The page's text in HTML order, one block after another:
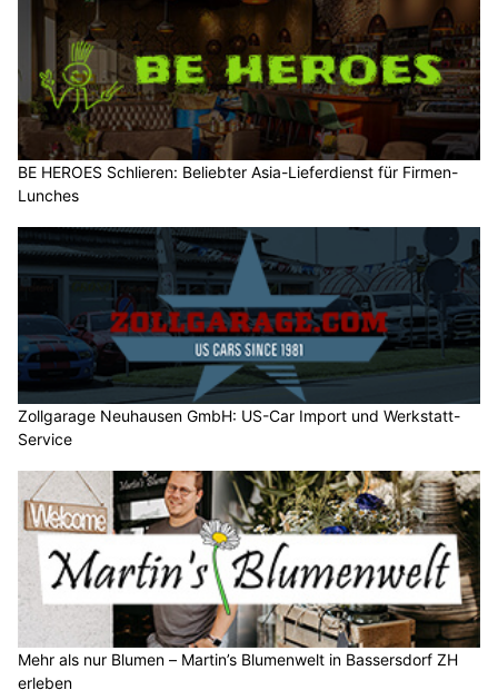
BE HEROES Schlieren: Beliebter Asia-Lieferdienst für Firmen-
Lunches
Zollgarage Neuhausen GmbH: US-Car Import und Werkstatt-
Service
Mehr als nur Blumen – Martin’s Blumenwelt in Bassersdorf ZH
erleben